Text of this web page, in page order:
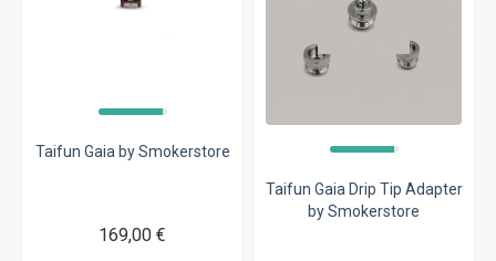
Taifun Gaia by Smokerstore
169,00 €
Taifun Gaia Drip Tip Adapter
by Smokerstore